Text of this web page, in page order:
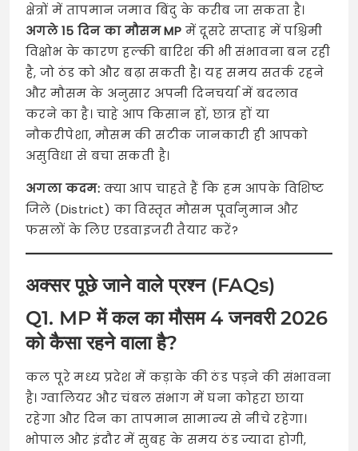
क्षेत्रों में तापमान जमाव बिंदु के करीब जा सकता है।
अगले 15 दिन का मौसम MP में दूसरे सप्ताह में पश्चिमी
विक्षोभ के कारण हल्की बारिश की भी संभावना बन रही
है, जो ठंड को और बढ़ा सकती है। यह समय सतर्क रहने
और मौसम के अनुसार अपनी दिनचर्या में बदलाव
करने का है। चाहे आप किसान हों, छात्र हों या
नौकरीपेशा, मौसम की सटीक जानकारी ही आपको
असुविधा से बचा सकती है।
अगला कदम: क्या आप चाहते हैं कि हम आपके विशिष्ट
जिले (District) का विस्तृत मौसम पूर्वानुमान और
फसलों के लिए एडवाइजरी तैयार करें?
अक्सर पूछे जाने वाले प्रश्न (FAQs)
Q1. MP में कल का मौसम 4 जनवरी 2026
को कैसा रहने वाला है?
कल पूरे मध्य प्रदेश में कड़ाके की ठंड पड़ने की संभावना
है। ग्वालियर और चंबल संभाग में घना कोहरा छाया
रहेगा और दिन का तापमान सामान्य से नीचे रहेगा।
भोपाल और इंदौर में सुबह के समय ठंड ज्यादा होगी,